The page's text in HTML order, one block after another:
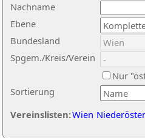
Nachname
Ebene
Sortierung
Bundesland
Spgem./Kreis/Verein
Nur
Vereinslisten:Wien